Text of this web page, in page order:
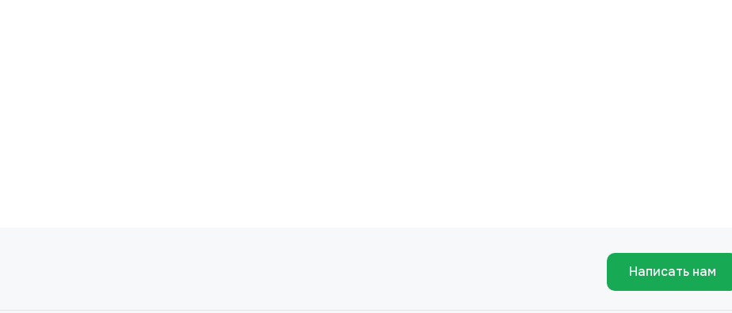
Написать нам